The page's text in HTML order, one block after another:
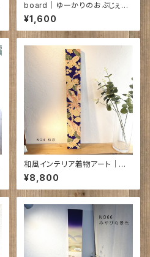
board｜ゆーかりのおぶじぇ④
｜φ8㎝
¥1,600
和風インテリア着物アート｜和
彩（わさい）720×95×18㎜
¥8,800